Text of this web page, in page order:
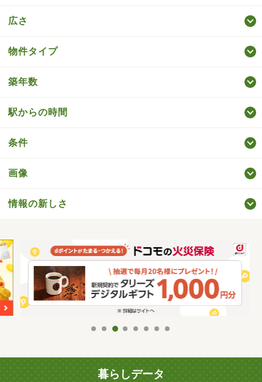
広さ
物件タイプ
築年数
駅からの時間
条件
画像
情報の新しさ
暮らしデータ